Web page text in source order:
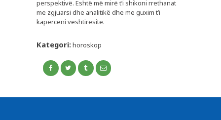
perspektivë. Është më mirë t’i shikoni rrethanat
me zgjuarsi dhe analitikë dhe me guxim t’i
kapërceni vështirësitë.
Kategori:horoskop